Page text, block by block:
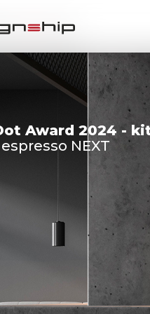
Award 2024 -
NEXT